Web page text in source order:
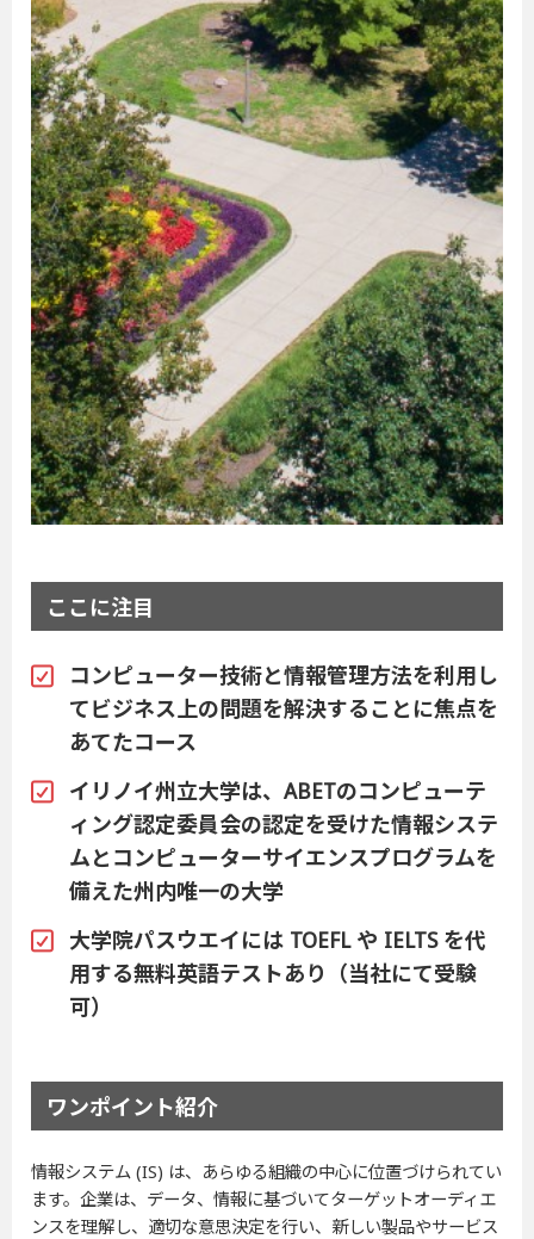
ここに注目
コンピューター技術と情報管理方法を利用し
てビジネス上の問題を解決することに焦点を
あてたコース
イリノイ州立大学は、ABETのコンピューテ
ィング認定委員会の認定を受けた情報システ
ムとコンピューターサイエンスプログラムを
備えた州内唯一の大学
大学院パスウエイには TOEFL や IELTS を代
用する無料英語テストあり（当社にて受験
可）
ワンポイント紹介
情報システム (IS) は、あらゆる組織の中心に位置づけられてい
ます。企業は、データ、情報に基づいてターゲットオーディエ
ンスを理解し、適切な意思決定を行い、新しい製品やサービス